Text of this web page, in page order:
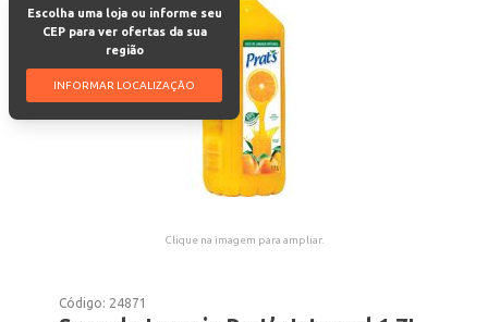
Escolha uma loja ou informe seu
CEP para ver ofertas da sua
região
INFORMAR LOCALIZAÇÃO
Clique na imagem para ampliar.
Código: 24871